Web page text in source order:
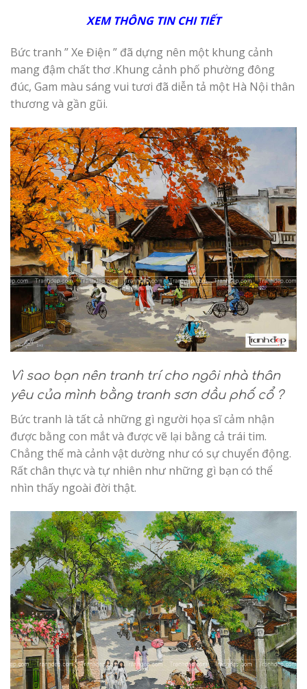
XEM THÔNG TIN CHITIẾT
Bức tranh ” Xe Điện ” đã dựng nên một khung cảnh
mang đậm chất thơ .Khung cảnh phố phường đông
đúc, Gam màu sáng vui tươi đã diễn tả một Hà Nội thân
thương và gần gũi.
Vì sao bạn nên tranh trí cho ngôi nhà thân
yêu của mình bằng tranh sơn dầu phố cổ ?
Bức tranh là tất cả những gì người họa sĩ cảm nhận
được bằng con mắt và được vẽ lại bằng cả trái tim.
Chẳng thế mà cảnh vật dường như có sự chuyển động.
Rất chân thực và tự nhiên như những gì bạn có thể
nhìn thấy ngoài đời thật.